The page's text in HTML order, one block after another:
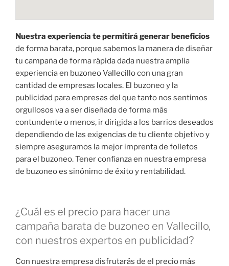
Nuestra experiencia te permitirá generar beneficios
de forma barata, porque sabemos la manera de diseñar
tu campaña de forma rápida dada nuestra amplia
experiencia en buzoneo Vallecillo con una gran
cantidad de empresas locales. El buzoneo y la
publicidad para empresas del que tanto nos sentimos
orgullosos va a ser diseñada de forma más
contundente o menos, ir dirigida a los barrios deseados
dependiendo de las exigencias de tu cliente objetivo y
siempre aseguramos la mejor imprenta de folletos
para el buzoneo. Tener confianza en nuestra empresa
de buzoneo es sinónimo de éxito y rentabilidad.
¿Cuál es el precio para hacer una
campaña barata de buzoneo en Vallecillo,
con nuestros expertos en publicidad?
Con nuestra empresa disfrutarás de el precio más